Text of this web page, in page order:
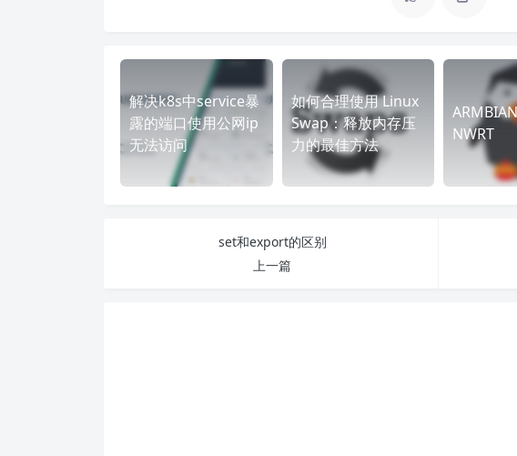
解决k8s中service暴
露的端口使用公网ip
无法访问
如何合理使用 Linux
Swap：释放内存压
力的最佳方法
NWRT
set和export的区别
上一篇